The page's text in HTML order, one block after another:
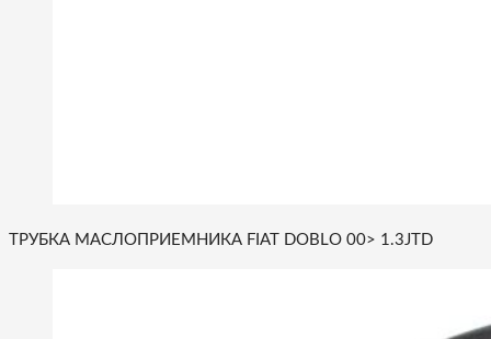
ТРУБКА МАСЛОПРИЕМНИКА FIAT DOBLO 00> 1.3JTD